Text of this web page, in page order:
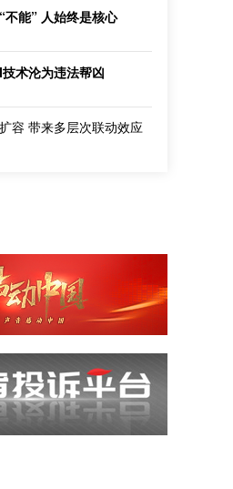
不能” 人始终是核心
术沦为违法帮凶
容 带来多层次联动效应